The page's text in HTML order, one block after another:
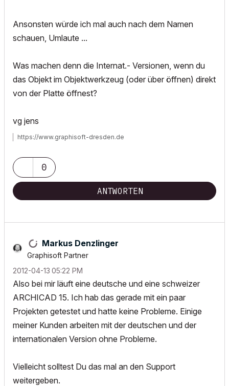
Ansonsten würde ich mal auch nach dem Namen
schauen, Umlaute ...
Was machen denn die Internat.- Versionen, wenn du
das Objekt im Objektwerkzeug (oder über öffnen) direkt
von der Platte öffnest?
vg jens
https://www.graphisoft-dresden.de
0
ANTWORTEN
Markus Denzlinger
Graphisoft Partner
‎2012-04-13 05:22 PM
Also bei mir läuft eine deutsche und eine schweizer
ARCHICAD 15. Ich hab das gerade mit ein paar
Projekten getestet und hatte keine Probleme. Einige
meiner Kunden arbeiten mit der deutschen und der
internationalen Version ohne Probleme.
Vielleicht solltest Du das mal an den Support
weitergeben.